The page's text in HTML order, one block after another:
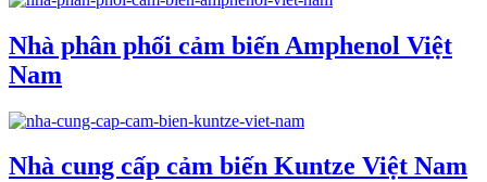
Nhà phân phối cảm biến Amphenol Việt
Nam
Nhà cung cấp cảm biến Kuntze Việt Nam